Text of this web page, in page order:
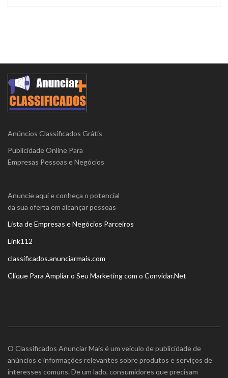
Anúncios Classificados Grátis
Publicidade Online Para
Empresas Pessoas e Negócios
Anuncie aqui e conheça o potencial
da sua oferta em alcançar pessoas
Lista de Empresas e Negócios Parceiros
Link112
classificados.anunciarmais.com
Clique Para Ampliar o Seu Marketing com o Convidar.Net
O Classificados Anunciar Mais é um veículo de publicidade de
anúncios e informações relevantes sobre produtos e serviços de
interesses comuns. De um lado, consumidores que precisam